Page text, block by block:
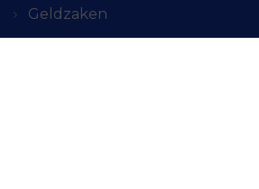
Geldzaken